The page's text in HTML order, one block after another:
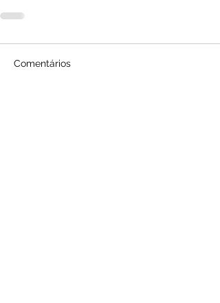
Comentários